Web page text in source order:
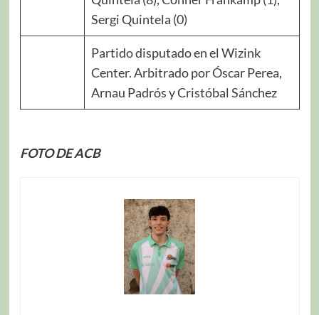
Sergi Quintela (0)
Partido disputado en el Wizink
Center. Arbitrado por Óscar Perea,
Arnau Padrós y Cristóbal Sánchez
FOTO DE ACB